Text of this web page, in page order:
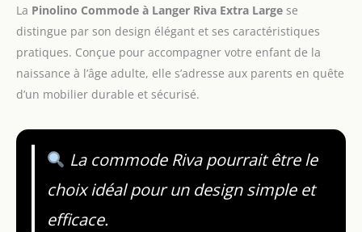
La Pinolino Commode à Langer Riva Extra Large se
distingue par son design élégant et ses caractéristiques
pratiques. Conçue pour accompagner votre enfant de la
naissance à l’âge adulte, elle s’adresse aux parents en quête
d’un mobilier durable et sécurisé.
La commode Riva pourrait être le
choix idéal pour un design simple et
efficace.